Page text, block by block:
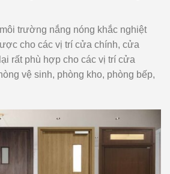
trường nắng nóng khắc nghiệt
cho các vị trí cửa chính, cửa
rất phù hợp cho các vị trí cửa
vệ sinh, phòng kho, phòng bếp,